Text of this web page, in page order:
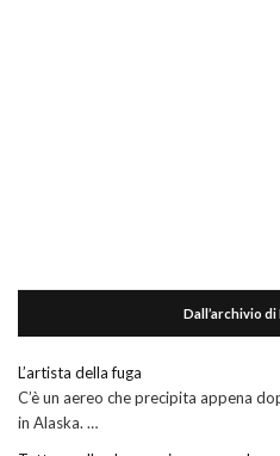
Dall’archivio
L’artista della fuga
C’è un aereo che precipita appena
in Alaska. …